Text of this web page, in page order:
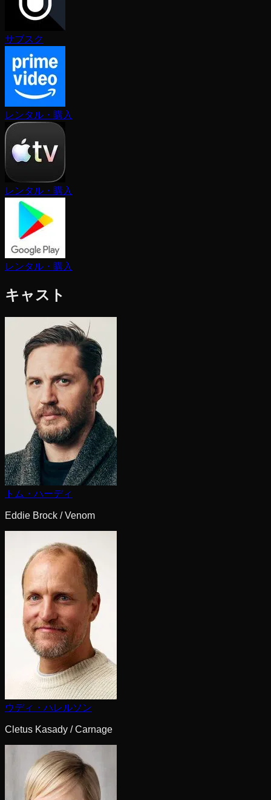
サブスク
レンタル・購入
レンタル・購入
レンタル・購入
キャスト
トム・ハーディ
Eddie Brock / Venom
ウディ・ハレルソン
Cletus Kasady / Carnage